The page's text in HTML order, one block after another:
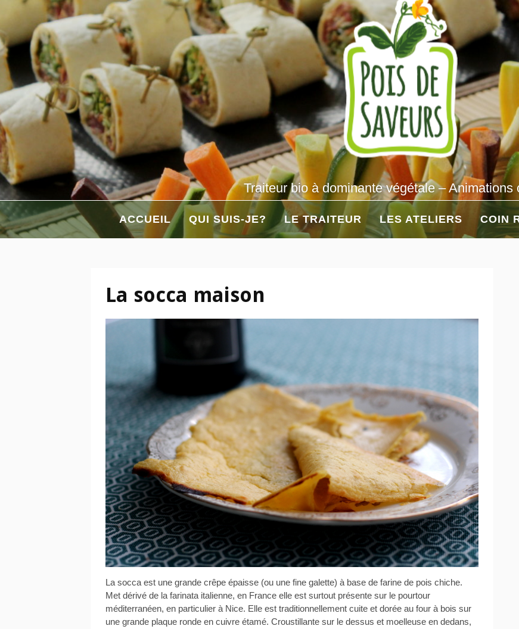
contenu
Traiteur bio à dominante végétale – Animations
ACCUEIL QUI SUIS-JE? LE TRAITEUR LES ATELIERS COIN
La socca maison
La socca est une grande crêpe épaisse (ou une fine galette) à base de farine de pois chiche.
Met dérivé de la farinata italienne, en France elle est surtout présente sur le pourtour
méditerranéen, en particulier à Nice. Elle est traditionnellement cuite et dorée au four à bois sur
une grande plaque ronde en cuivre étamé. Croustillante sur le dessus et moelleuse en dedans,